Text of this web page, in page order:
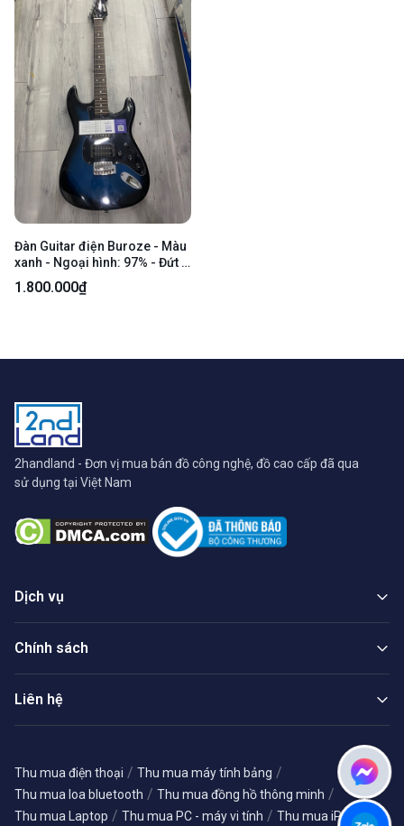
Đàn Guitar điện Buroze - Màu
xanh - Ngoại hình: 97% - Đứt 1
dây - Kèm túi
1.800.000₫
2handland - Đơn vị mua bán đồ công nghệ, đồ cao cấp đã qua
sử dụng tại Việt Nam
Dịch vụ
Chính sách
Liên hệ
Thu mua điện thoại / Thu mua máy tính bảng /
Thu mua loa bluetooth / Thu mua đồng hồ thông minh /
Thu mua Laptop / Thu mua PC - máy vi tính / Thu mua iPhone /